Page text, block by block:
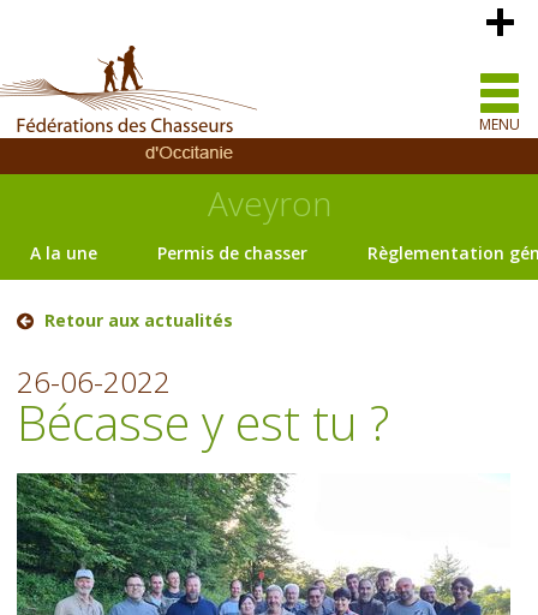
MENU
Aveyron
A la une Permis de chasser Règlementation
Retour aux actualités
26-06-2022
Bécasse y est tu ?